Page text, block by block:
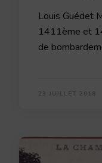
Louis Guédet
1411ème et
de